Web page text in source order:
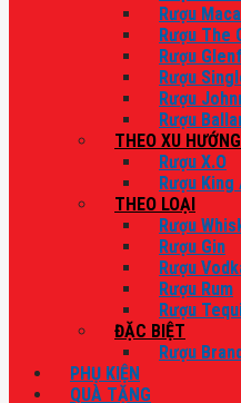
Rượu
Rượu The
Rượu
Rượu
Rượu
Rượu
THEO XU HƯỚNG
Rượu X.O
Rượu
THEO LOẠI
Rượu
Rượu Gin
Rượu
Rượu Rum
Rượu
ĐẶC BIỆT
Rượu
PHỤ KIỆN
QUÀ TẶNG